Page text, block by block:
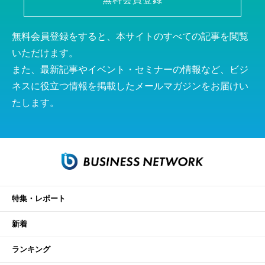
無料会員登録をすると、本サイトのすべての記事を閲覧
いただけます。
また、最新記事やイベント・セミナーの情報など、ビジ
ネスに役立つ情報を掲載したメールマガジンをお届けい
たします。
特集・レポート
新着
ランキング